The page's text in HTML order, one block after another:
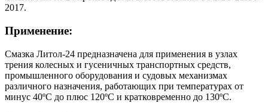
2017.
Применение:
Смазка Литол-24 предназначена для применения в узлах
трения колесных и гусеничных транспортных средств,
промышленного оборудования и судовых механизмах
различного назначения, работающих при температурах от
минус 40ºС до плюс 120ºС и кратковременно до 130ºС.